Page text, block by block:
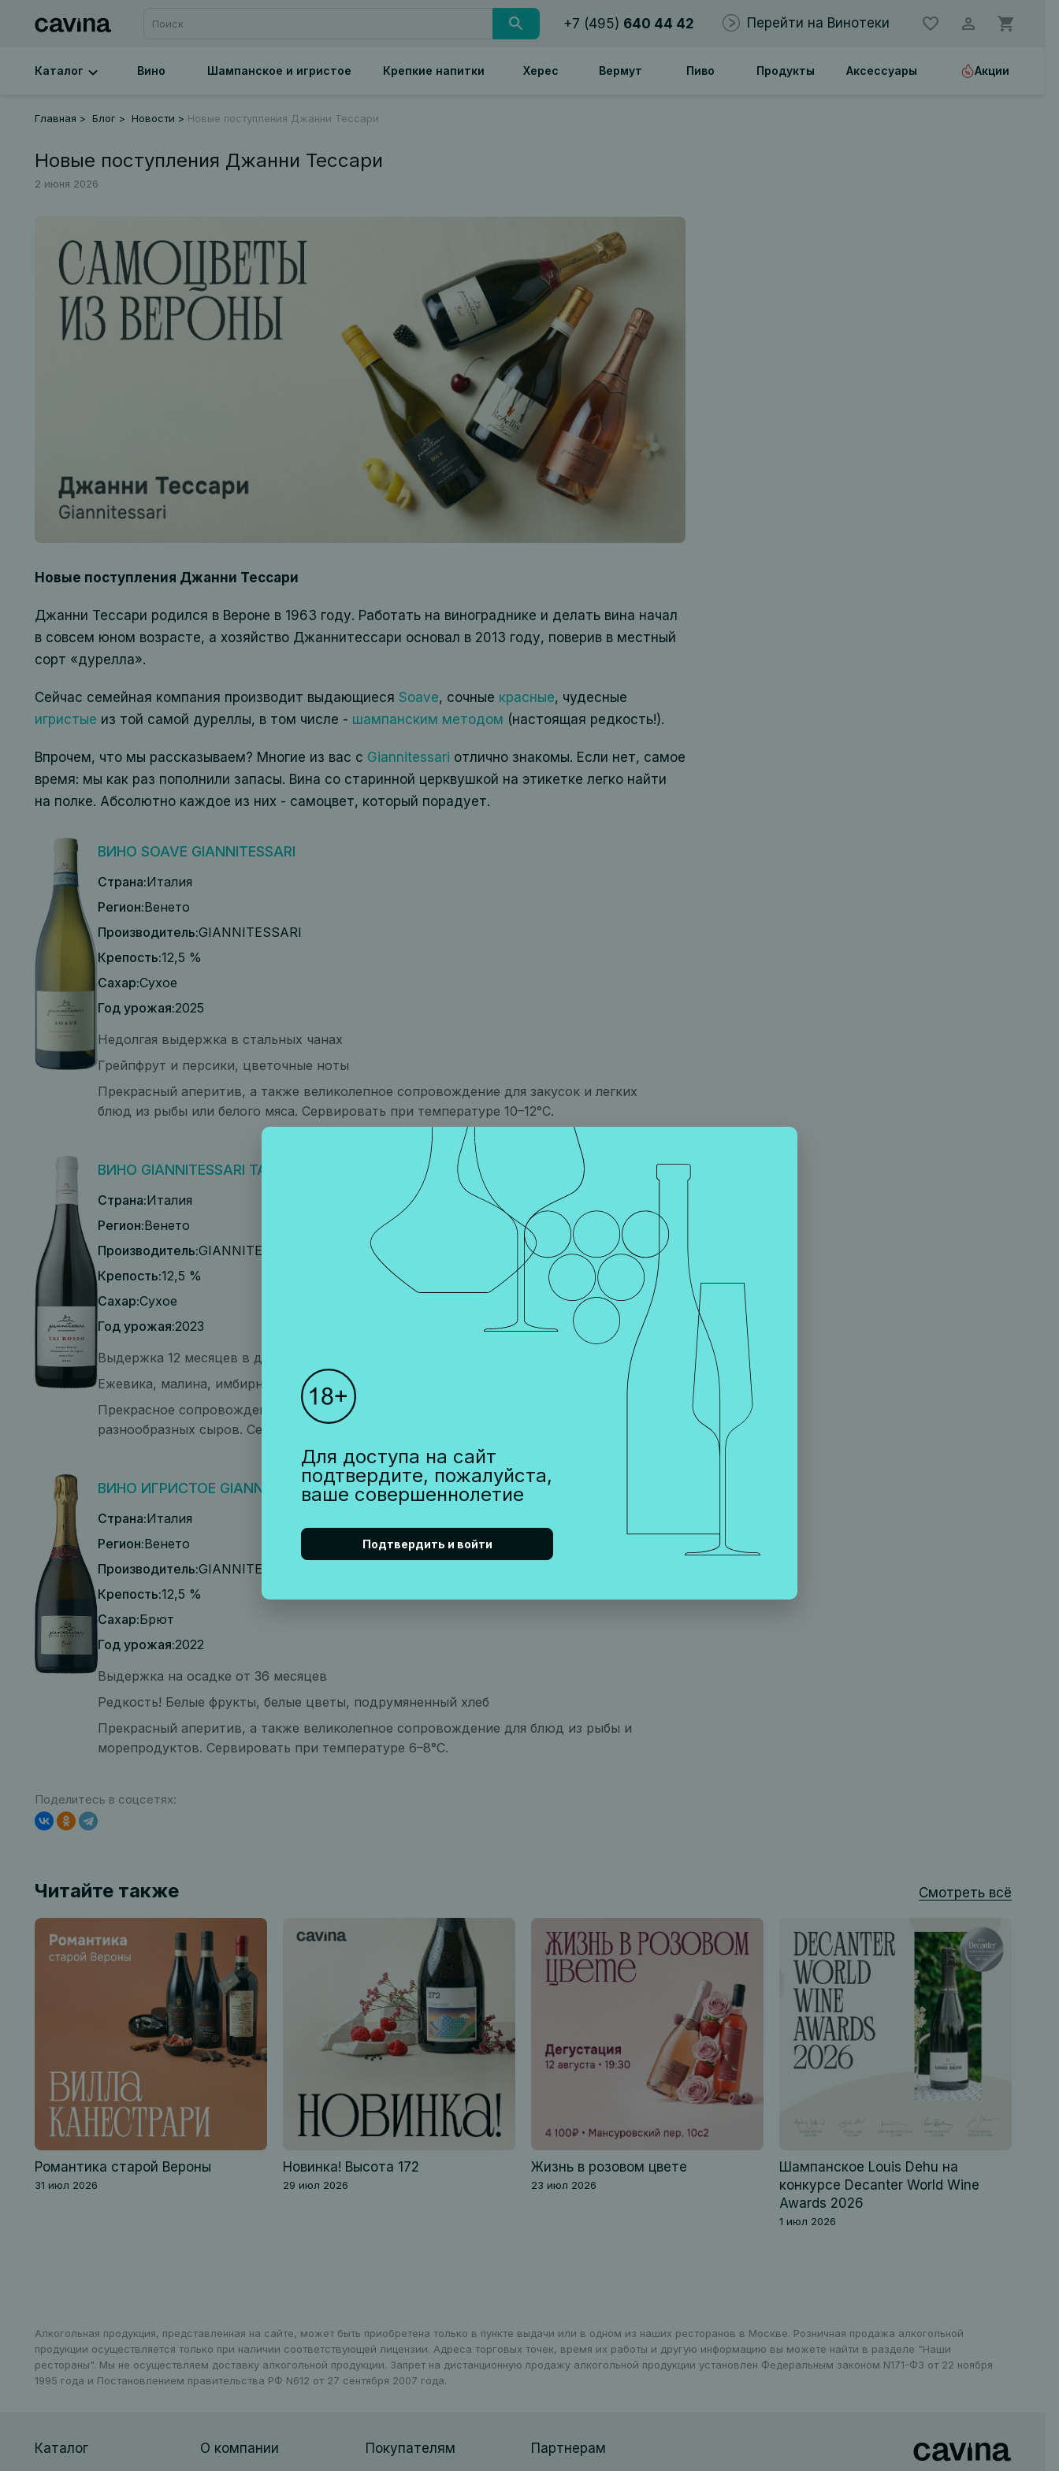
+7 (495) 640 44 42 Перейти на Винотеки
Каталог Вино Шампанское и игристое Крепкие напитки Херес Вермут Пиво Продукты Аксессуары Акции
Главная Блог Новости Новые поступления Джанни Тессари
Новые поступления Джанни Тессари
2 июня 2026
Новые поступления Джанни Тессари
Джанни Тессари родился в Вероне в 1963 году. Работать на винограднике и делать вина начал
в совсем юном возрасте, а хозяйство Джаннитессари основал в 2013 году, поверив в местный
сорт «дурелла».
Сейчас семейная компания производит выдающиеся Soave, сочные красные, чудесные
игристые из той самой дуреллы, в том числе - шампанским методом (настоящая редкость!).
Впрочем, что мы рассказываем? Многие из вас с Giannitessari отлично знакомы. Если нет, самое
время: мы как раз пополнили запасы. Вина со старинной церквушкой на этикетке легко найти
на полке. Абсолютно каждое из них - самоцвет, который порадует.
ВИНО SOAVE GIANNITESSARI
Страна:Италия
Регион:Венето
Производитель:GIANNITESSARI
Крепость:12,5 %
Сахар:Сухое
Год урожая:2025
Недолгая выдержка в стальных чанах
Грейпфрут и персики, цветочные ноты
Прекрасный аперитив, а также великолепное сопровождение для закусок и легких
блюд из рыбы или белого мяса. Сервировать при температуре 10–12°C.
ВИНО GIANNITESSARI TAI ROSSO
Страна:Италия
Регион:Венето
Производитель:GIANNITESSARI
Крепость:12,5 %
Сахар:Сухое
Год урожая:2023
Выдержка 12 месяцев в дубовых бочках объемом 4000 л
Ежевика, малина, имбирная коврижка
Прекрасное сопровождение для блюд из отварного мяса, из трески, а также для
разнообразных сыров. Сервировать при температуре 16–18°C.
ВИНО ИГРИСТОЕ GIANNITESSARI LESSINI DURELLO BRUT
Страна:Италия
Регион:Венето
Производитель:GIANNITESSARI
Крепость:12,5 %
Сахар:Брют
Год урожая:2022
Выдержка на осадке от 36 месяцев
Редкость! Белые фрукты, белые цветы, подрумяненный хлеб
Прекрасный аперитив, а также великолепное сопровождение для блюд из рыбы и
морепродуктов. Сервировать при температуре 6–8°C.
Поделитесь в соцсетях:
Читайте также Смотреть всё
Романтика старой Вероны
31 июл 2026
Новинка! Высота 172
29 июл 2026
Жизнь в розовом цвете
23 июл 2026
Шампанское Louis Dehu на
конкурсе Decanter World Wine
Awards 2026
1 июл 2026
Алкогольная продукция, представленная на сайте, может быть приобретена только в пункте выдачи или в одном из наших ресторанов в Москве. Розничная продажа алкогольной
продукции осуществляется только при наличии соответствующей лицензии. Адреса торговых точек, время их работы и другую информацию вы можете найти в разделе "Наши
рестораны". Мы не осуществляем доставку алкогольной продукции. Запрет на дистанционную продажу алкогольной продукции установлен Федеральным законом N171-ФЗ от 22 ноября
1995 года и Постановлением правительства РФ N612 от 27 сентября 2007 года.
Каталог О компании Покупателям Партнерам
Для доступа на сайт
подтвердите, пожалуйста,
ваше совершеннолетие
Подтвердить и войти